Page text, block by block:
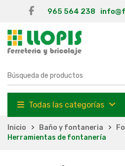
965 564 238
Todas las categorías
Inicio Baño y fontaneria
Herramientas de fontanería